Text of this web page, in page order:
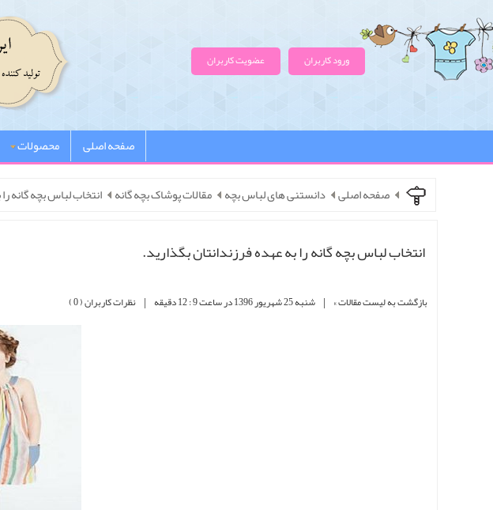
ورود کاربران عضویت کاربران
صفحه اصلی محصولات
صفحه اصلی دانستنی های لباس بچه مقالات پوشاک بچه گانه انتخاب لباس بچه گانه
انتخاب لباس بچه گانه را به عهده فرزندانتان بگذارید.
بازگشت به لیست مقالات » | شنبه 25 شهریور 1396 در ساعت 9 : 12 دقیقه | نظرات کاربران ( 0 )